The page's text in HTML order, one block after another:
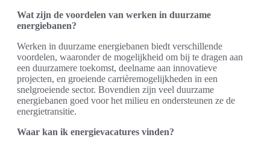
Wat zijn de voordelen van werken in duurzame
energiebanen?
Werken in duurzame energiebanen biedt verschillende
voordelen, waaronder de mogelijkheid om bij te dragen aan
een duurzamere toekomst, deelname aan innovatieve
projecten, en groeiende carrièremogelijkheden in een
snelgroeiende sector. Bovendien zijn veel duurzame
energiebanen goed voor het milieu en ondersteunen ze de
energietransitie.
Waar kan ik energievacatures vinden?